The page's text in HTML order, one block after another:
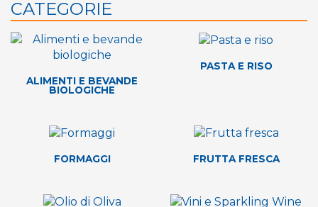
CATEGORIE
ALIMENTI E BEVANDE
BIOLOGICHE
PASTA E RISO
FORMAGGI FRUTTA FRESCA